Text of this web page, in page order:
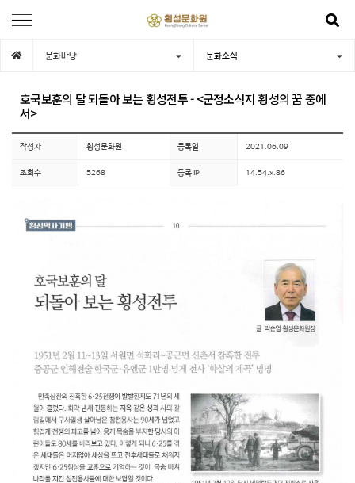
문화마당 문화소식
호국보훈의 달 되돌아 보는 횡성전투 - <군정소식지 횡성의 꿈 중에
서>
작성자 횡성문화원 등록일 2021.06.09
조회수 5268 등록 IP 14.54.x.86